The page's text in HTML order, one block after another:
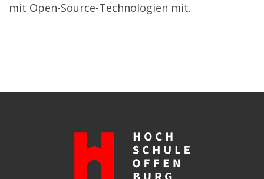
mit Open-Source-Technologien mit.